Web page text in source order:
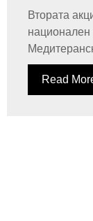
Втората
национален
Read